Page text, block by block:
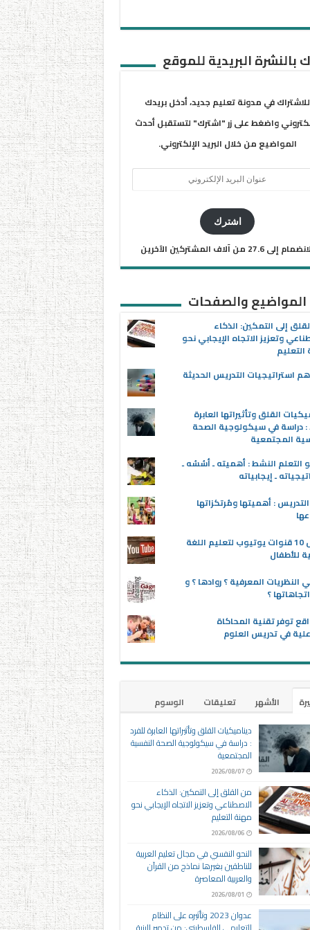
بالنشرة البريدية للموقع
للاشتراك في مدونة تعليم جديد، أدخل بريدك
واضغط على زر "اشترك" لتستقبل أحدث
المواضيع من خلال البريد الإلكتروني.
اشترك
إلى 27.6 من آلاف المشتركين الآخرين
المواضيع والصفحات
إلى التمكين: الذكاء
وتعزيز الاتجاه الإيجابي نحو
استراتيجيات التدريس الحديثة
القلق وتأثيراتها العابرة
: دراسة في سيكولوجية الصحة
المجتمعية
التعلم النشط : أهميته ـ أسُسُه ـ
ـ إيجابياته
: أهميتها ومُرتكزاتها
أفضل 10 قنوات يوتيوب لتعليم اللغة
للأطفال
النظريات المعرفية ؟ روادها ؟ و
؟
توفر تقنية المحاكاة
في تدريس العلوم
الأشهر تعليقات
الوسوم
ديناميكيات القلق وتأثيراتها العابرة للفرد
: دراسة في سيكولوجية الصحة النفسية
المجتمعية
2026/08/07
من القلق إلى التمكين: الذكاء
الاصطناعي وتعزيز الاتجاه الإيجابي نحو
مهنة التعليم
2026/08/06
النحو النفسي في مجال تعليم العربية
للناطقين بغيرها نماذج من القرآن
والعربية المعاصرة
2026/08/01
عدوان 2023 وتأثيره على النظام